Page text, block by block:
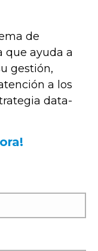
de
que ayuda a
gestión,
a los
data-